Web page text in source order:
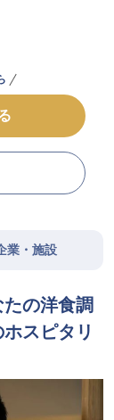
業・施設
の洋食調
スピタリ